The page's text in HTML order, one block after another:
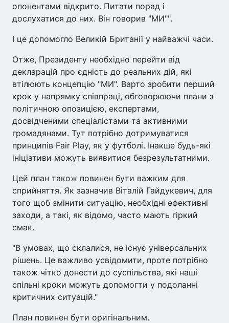
опонентами відкрито. Питати порад і
дослухатися до них. Він говорив "МИ"".
І це допомогло Великій Британії у найважчі часи.
Отже, Президенту необхідно перейти від
декларацій про єдність до реальних дій, які
втілюють концепцію "МИ". Варто зробити перший
крок у напрямку співпраці, обговорюючи плани з
політичною опозицією, експертами,
досвідченими спеціалістами та активними
громадянами. Тут потрібно дотримуватися
принципів Fair Play, як у футболі. Інакше будь-які
ініціативи можуть виявитися безрезультатними.
Цей план також повинен бути важким для
сприйняття. Як зазначив Віталій Гайдукевич, для
того щоб змінити ситуацію, необхідні ефективні
заходи, а такі, як відомо, часто мають гіркий
смак.
"В умовах, що склалися, не існує універсальних
рішень. Це важливо усвідомити, проте потрібно
також чітко донести до суспільства, які наші
спільні кроки можуть допомогти у подоланні
критичних ситуацій."
План повинен бути оригінальним.